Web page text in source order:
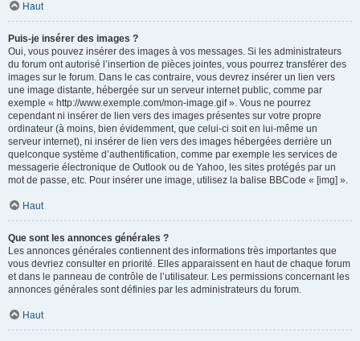
Haut
Puis-je insérer des images ?
Oui, vous pouvez insérer des images à vos messages. Si les administrateurs
du forum ont autorisé l’insertion de pièces jointes, vous pourrez transférer des
images sur le forum. Dans le cas contraire, vous devrez insérer un lien vers
une image distante, hébergée sur un serveur internet public, comme par
exemple « http://www.exemple.com/mon-image.gif ». Vous ne pourrez
cependant ni insérer de lien vers des images présentes sur votre propre
ordinateur (à moins, bien évidemment, que celui-ci soit en lui-même un
serveur internet), ni insérer de lien vers des images hébergées derrière un
quelconque système d’authentification, comme par exemple les services de
messagerie électronique de Outlook ou de Yahoo, les sites protégés par un
mot de passe, etc. Pour insérer une image, utilisez la balise BBCode « [img] ».
Haut
Que sont les annonces générales ?
Les annonces générales contiennent des informations très importantes que
vous devriez consulter en priorité. Elles apparaissent en haut de chaque forum
et dans le panneau de contrôle de l’utilisateur. Les permissions concernant les
annonces générales sont définies par les administrateurs du forum.
Haut